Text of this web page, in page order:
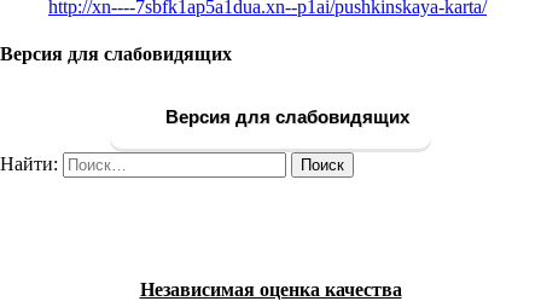
http://xn----7sbfk1ap5a1dua.xn--p1ai/pushkinskaya-karta/
Версия для слабовидящих
Версия для слабовидящих
Найти:
Независимая оценка качества